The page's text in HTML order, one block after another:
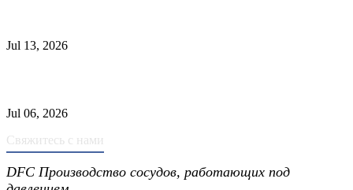
Jul 13, 2026
Jul 06, 2026
Свяжитесь с нами
DFC Производство сосудов, работающих под